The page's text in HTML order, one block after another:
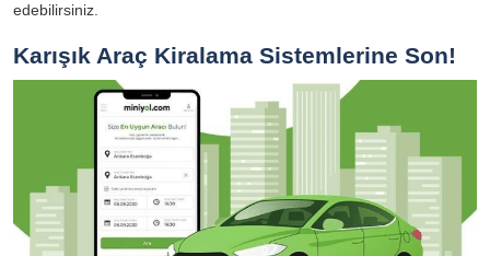
edebilirsiniz.
Karışık Araç Kiralama Sistemlerine Son!